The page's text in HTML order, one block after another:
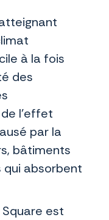
à la fois
des
l'effet
par la
bâtiments
absorbent
est